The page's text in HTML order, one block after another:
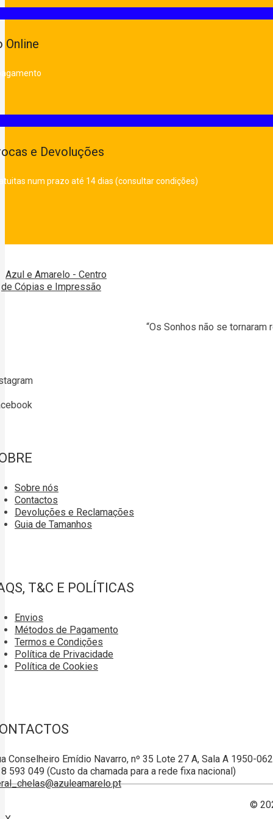
Online
e Devoluções
num prazo até 14 dias (consultar condições)
“Os Sonhos não se
Sobre nós
Contactos
Devoluções e Reclamações
Guia de Tamanhos
T&C E POLÍTICAS
Envios
Métodos de Pagamento
Termos e Condições
Política de Privacidade
Política de Cookies
Conselheiro Emídio Navarro, nº 35 Lote 27 A, Sala A 1950-
593 049 (Custo da chamada para a rede fixa nacional)
©